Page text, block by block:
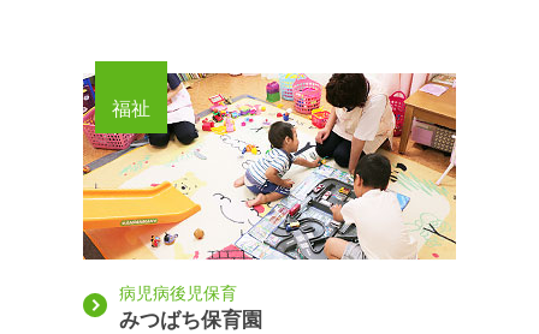
福祉
病児病後児保育
みつばち保育園